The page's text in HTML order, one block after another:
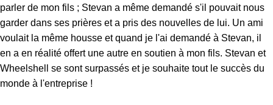
parler de mon fils ; Stevan a même demandé s'il pouvait nous
garder dans ses prières et a pris des nouvelles de lui. Un ami
voulait la même housse et quand je l'ai demandé à Stevan, il
en a en réalité offert une autre en soutien à mon fils. Stevan et
Wheelshell se sont surpassés et je souhaite tout le succès du
monde à l'entreprise !